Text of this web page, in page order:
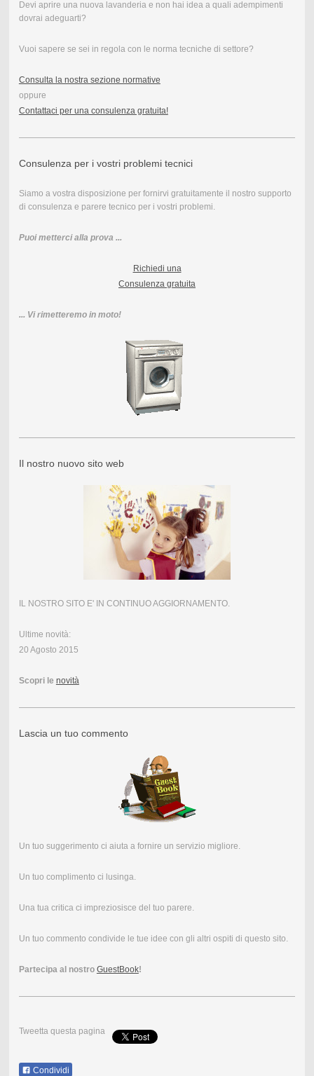
Devi aprire una nuova lavanderia e non hai idea a quali adempimenti
dovrai adeguarti?
Vuoi sapere se sei in regola con le norma tecniche di settore?
Consulta la nostra sezione normative
oppure
Contattaci per una consulenza gratuita!
Consulenza per i vostri problemi tecnici
Siamo a vostra disposizione per fornirvi gratuitamente il nostro supporto
di consulenza e parere tecnico per i vostri problemi.
Puoi metterci alla prova ...
Richiedi una
Consulenza gratuita
... Vi rimetteremo in moto!
Il nostro nuovo sito web
IL NOSTRO SITO E' IN CONTINUO AGGIORNAMENTO.
Ultime novità:
20 Agosto 2015
Scopri le novità
Lascia un tuo commento
Un tuo suggerimento ci aiuta a fornire un servizio migliore.
Un tuo complimento ci lusinga.
Una tua critica ci impreziosisce del tuo parere.
Un tuo commento condivide le tue idee con gli altri ospiti di questo sito.
Partecipa al nostro GuestBook!
Tweetta questa pagina
Condividi